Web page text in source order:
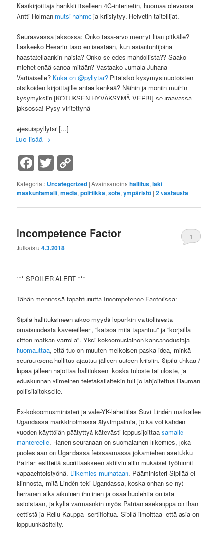
Käsikirjoittaja hankkii itselleen 4G-internetin, huomaa olevansa
Antti Holman mutsi-hahmo ja kriisiytyy. Helvetin taiteilijat.
Seuraavassa jaksossa: Onko tasa-arvo mennyt liian pitkälle?
Laskeeko Hesarin taso entisestään, kun asiantuntijoina
haastatellaankin naisia? Onko se edes mahdollista?? Saako
miehet enää sanoa mitään? Vastaako Jumala Juhana
Vartiaiselle? Kuka on @pyllytar? Pitäisikö kysymysmuotoisten
otsikoiden kirjoittajille antaa kenkää? Näihin ja moniin muihin
kysymyksiin [KOTUKSEN HYVÄKSYMÄ VERBI] seuraavassa
jaksossa! Pysy viritettynä!
#jesuispyllytar[...]
Lue lisää ->
Facebook
Twitter
Link
Kategoriat: Uncategorized |Avainsanoina hallitus,laki,
maakuntamalli,media,politiikka,sote,ympäristö |2vastausta
Incompetence Factor
Julkaistu4.3.2018
1
*** SPOILER ALERT ***
Tähän mennessä tapahtunutta Incompetence Factorissa:
Sipilä hallituksineen aikoo myydä lopunkin valtiollisesta
omaisuudesta kavereilleen, “katsoa mitä tapahtuu” ja “korjailla
sitten matkan varrella”. Yksi kokoomuslainen kansanedustaja
huomauttaa, että tuo on muuten melkoisen paska idea, minkä
seurauksena hallitus ajautuu jälleen uuteen kriisiin. Sipilä uhkaa /
lupaa jälleen hajottaa hallituksen, koska tuloste tai uloste, ja
eduskunnan viimeinen telefaksilaitekin tuli jo lahjoitettua Rauman
poliisilaitokselle.
Ex-kokoomusministeri ja vale-YK-lähettiläs Suvi Lindén matkailee
Ugandassa markkinoimassa älyvimpaimia, jotka voi kahden
vuoden käyttöiän päätyttyä kätevästi loppusijoittaasamalle
mantereelle. Hänen seuranaan on suomalainen liikemies, joka
puolestaan on Ugandassa feissaamassa jokamiehen asetukku
Patrian esitteitä suorittaakseen aktiivimallin mukaiset työtunnit
vapaaehtoistyönä. Liikemies murhataan. Pääministeri Sipilää ei
kiinnosta, mitä Lindén teki Ugandassa, koska onhan se nyt
herranen aika aikuinen ihminen ja osaa huolehtia omista
asioistaan, ja kyllä varmaankin myös Patrian asekauppa on ihan
eettistä ja Reilu Kauppa -sertifioitua. Sipilä ilmoittaa, että asia on
loppuunkäsitelty.